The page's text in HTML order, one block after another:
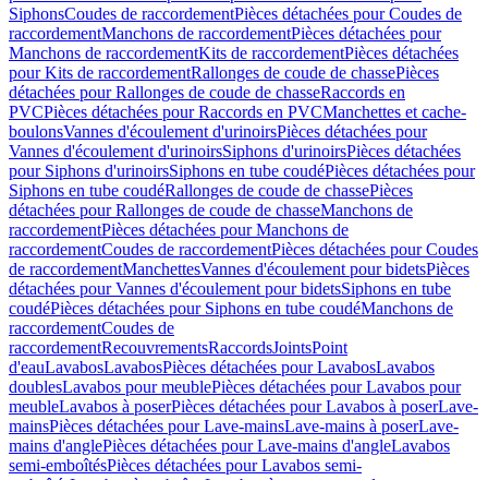
SiphonsCoudes de raccordementPièces détachées pour Coudes de
raccordementManchons de raccordementPièces détachées pour
Manchons de raccordementKits de raccordementPièces détachées
pour Kits de raccordementRallonges de coude de chassePièces
détachées pour Rallonges de coude de chasseRaccords en
PVCPièces détachées pour Raccords en PVCManchettes et cache-
boulonsVannes d'écoulement d'urinoirsPièces détachées pour
Vannes d'écoulement d'urinoirsSiphons d'urinoirsPièces détachées
pour Siphons d'urinoirsSiphons en tube coudéPièces détachées pour
Siphons en tube coudéRallonges de coude de chassePièces
détachées pour Rallonges de coude de chasseManchons de
raccordementPièces détachées pour Manchons de
raccordementCoudes de raccordementPièces détachées pour Coudes
de raccordementManchettesVannes d'écoulement pour bidetsPièces
détachées pour Vannes d'écoulement pour bidetsSiphons en tube
coudéPièces détachées pour Siphons en tube coudéManchons de
raccordementCoudes de
raccordementRecouvrementsRaccordsJointsPoint
d'eauLavabosLavabosPièces détachées pour LavabosLavabos
doublesLavabos pour meublePièces détachées pour Lavabos pour
meubleLavabos à poserPièces détachées pour Lavabos à poserLave-
mainsPièces détachées pour Lave-mainsLave-mains à poserLave-
mains d'anglePièces détachées pour Lave-mains d'angleLavabos
semi-emboîtésPièces détachées pour Lavabos semi-